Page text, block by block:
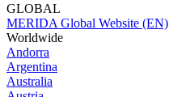
GLOBAL
MERIDA Global Website (EN)
Worldwide
Andorra
Argentina
Australia